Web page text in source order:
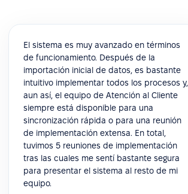
El sistema es muy avanzado en términos
de funcionamiento. Después de la
importación inicial de datos, es bastante
intuitivo implementar todos los procesos y,
aun así, el equipo de Atención al Cliente
siempre está disponible para una
sincronización rápida o para una reunión
de implementación extensa. En total,
tuvimos 5 reuniones de implementación
tras las cuales me sentí bastante segura
para presentar el sistema al resto de mi
equipo.